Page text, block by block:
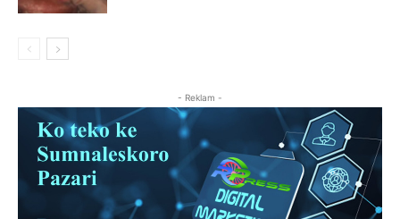
- Reklam -